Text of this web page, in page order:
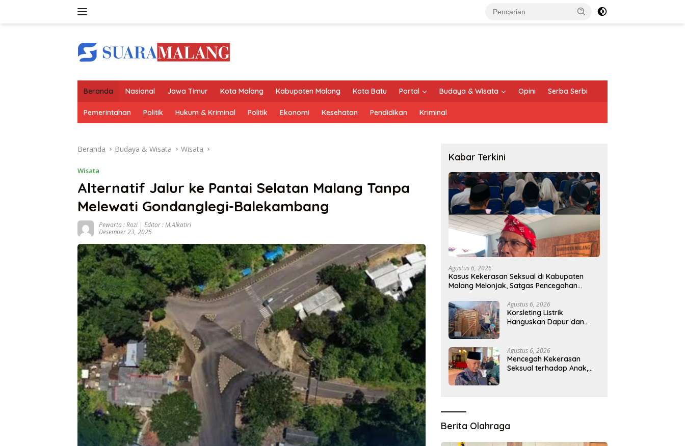
Beranda Nasional Jawa Timur Kota Malang Kabupaten Malang Kota Batu Portal Budaya & Wisata Opini Serba Serbi
Pemerintahan Politik Hukum & Kriminal Politik Ekonomi Kesehatan Pendidikan Kriminal
Beranda Budaya & Wisata Wisata
Wisata
Alternatif Jalur ke Pantai Selatan Malang Tanpa
Melewati Gondanglegi-Balekambang
Pewarta : Rozi | Editor : M.Alkatiri
Desember 23, 2025
Kabar Terkini
Agustus 6, 2026
Kasus Kekerasan Seksual di Kabupaten
Malang Melonjak, Satgas Pencegahan
Agustus 6, 2026
Korsleting Listrik
Hanguskan Dapur dan
Agustus 6, 2026
Mencegah Kekerasan
Seksual terhadap Anak,
Berita Olahraga